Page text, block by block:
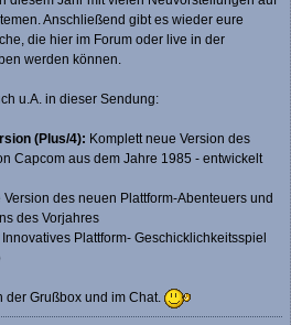
Anschließend gibt es wieder eure
die hier im Forum oder live in der
werden können.
u.A. in dieser Sendung:
(Plus/4): Komplett neue Version des
Capcom aus dem Jahre 1985 - entwickelt
Version des neuen Plattform-Abenteuers und
des Vorjahres
Innovatives Plattform- Geschicklichkeitsspiel
der Grußbox und im Chat.